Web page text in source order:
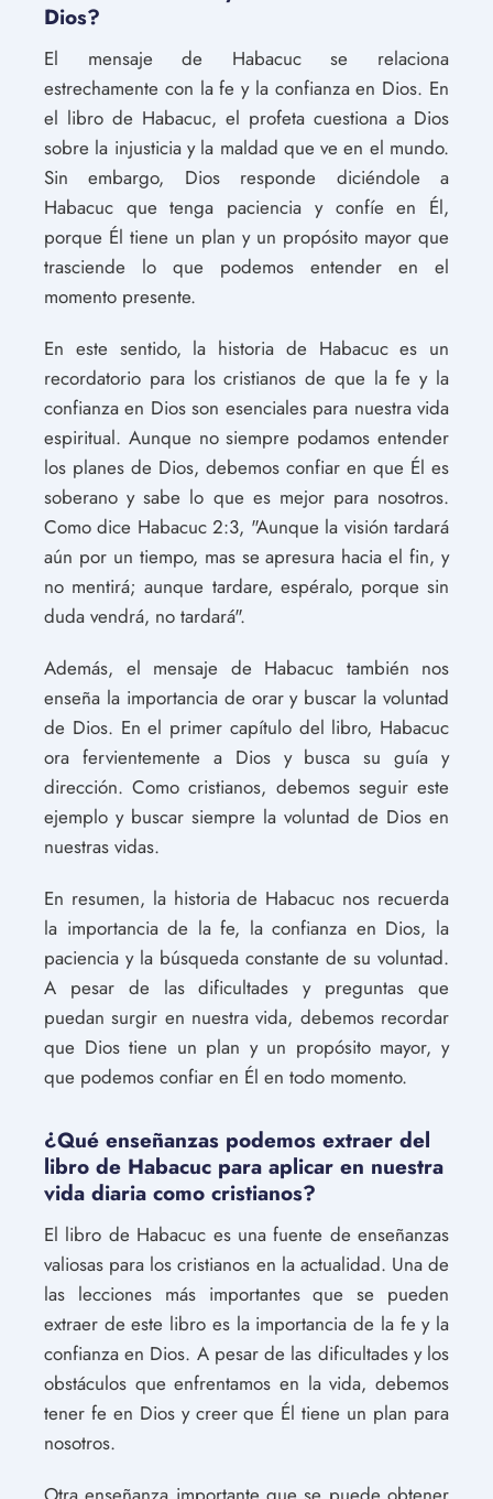
Dios?
El mensaje de Habacuc se relaciona
estrechamente con la fe y la confianza en Dios. En
el libro de Habacuc, el profeta cuestiona a Dios
sobre la injusticia y la maldad que ve en el mundo.
Sin embargo, Dios responde diciéndole a
Habacuc que tenga paciencia y confíe en Él,
porque Él tiene un plan y un propósito mayor que
trasciende lo que podemos entender en el
momento presente.
En este sentido, la historia de Habacuc es un
recordatorio para los cristianos de que la fe y la
confianza en Dios son esenciales para nuestra vida
espiritual. Aunque no siempre podamos entender
los planes de Dios, debemos confiar en que Él es
soberano y sabe lo que es mejor para nosotros.
Como dice Habacuc 2:3, "Aunque la visión tardará
aún por un tiempo, mas se apresura hacia el fin, y
no mentirá; aunque tardare, espéralo, porque sin
duda vendrá, no tardará".
Además, el mensaje de Habacuc también nos
enseña la importancia de orar y buscar la voluntad
de Dios. En el primer capítulo del libro, Habacuc
ora fervientemente a Dios y busca su guía y
dirección. Como cristianos, debemos seguir este
ejemplo y buscar siempre la voluntad de Dios en
nuestras vidas.
En resumen, la historia de Habacuc nos recuerda
la importancia de la fe, la confianza en Dios, la
paciencia y la búsqueda constante de su voluntad.
A pesar de las dificultades y preguntas que
puedan surgir en nuestra vida, debemos recordar
que Dios tiene un plan y un propósito mayor, y
que podemos confiar en Él en todo momento.
¿Qué enseñanzas podemos extraer del
libro de Habacuc para aplicar en nuestra
vida diaria como cristianos?
El libro de Habacuc es una fuente de enseñanzas
valiosas para los cristianos en la actualidad. Una de
las lecciones más importantes que se pueden
extraer de este libro es la importancia de la fe y la
confianza en Dios. A pesar de las dificultades y los
obstáculos que enfrentamos en la vida, debemos
tener fe en Dios y creer que Él tiene un plan para
nosotros.